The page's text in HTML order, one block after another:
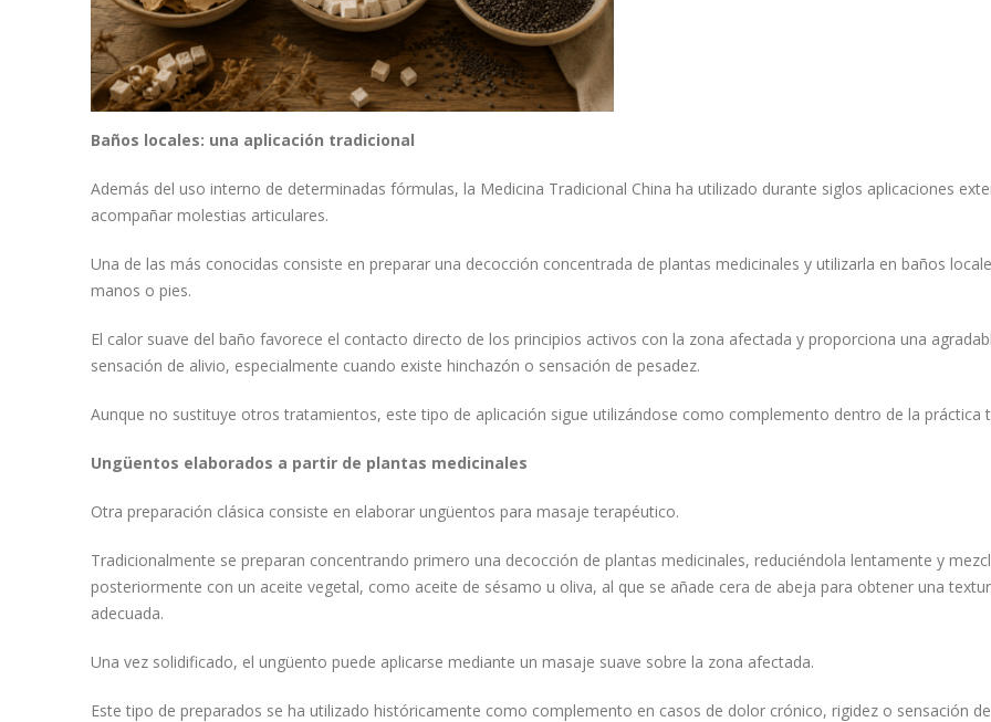
Baños locales: una aplicación tradicional
Además del uso interno de determinadas fórmulas, la Medicina Tradicional China ha utilizado durante siglos aplicaciones
acompañar molestias articulares.
Una de las más conocidas consiste en preparar una decocción concentrada de plantas medicinales y utilizarla en baños
manos o pies.
El calor suave del baño favorece el contacto directo de los principios activos con la zona afectada y proporciona una
sensación de alivio, especialmente cuando existe hinchazón o sensación de pesadez.
Aunque no sustituye otros tratamientos, este tipo de aplicación sigue utilizándose como complemento dentro de la práctica
Ungüentos elaborados a partir de plantas medicinales
Otra preparación clásica consiste en elaborar ungüentos para masaje terapéutico.
Tradicionalmente se preparan concentrando primero una decocción de plantas medicinales, reduciéndola lentamente y
posteriormente con un aceite vegetal, como aceite de sésamo u oliva, al que se añade cera de abeja para obtener una
adecuada.
Una vez solidificado, el ungüento puede aplicarse mediante un masaje suave sobre la zona afectada.
Este tipo de preparados se ha utilizado históricamente como complemento en casos de dolor crónico, rigidez o sensación de